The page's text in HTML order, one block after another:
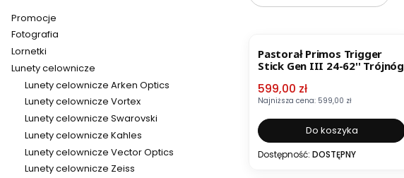
Promocje
Fotografia
Lornetki
Lunety celownicze
Lunety celownicze Arken Optics
Lunety celownicze Vortex
Lunety celownicze Swarovski
Lunety celownicze Kahles
Lunety celownicze Vector Optics
Lunety celownicze Zeiss
Pastorał Primos Trigger
Stick Gen III 24-62'' Trójnóg
Cena promocyjna
599,00 zł
Najniższa cena: 599,00 zł
Do koszyka
Dostępność: DOSTĘPNY